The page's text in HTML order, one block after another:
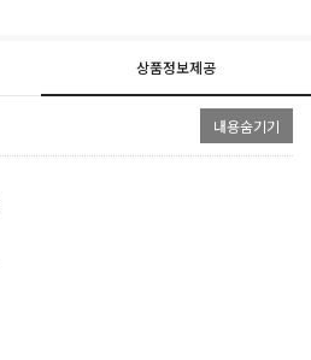
상품정보제공
내용숨기기